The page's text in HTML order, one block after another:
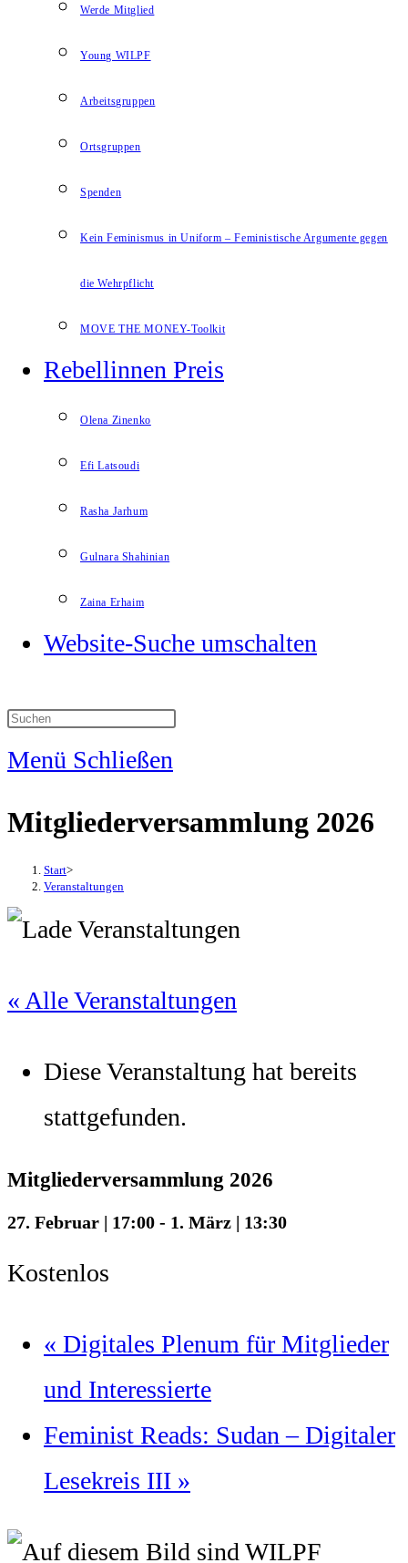
Werde Mitglied
Young WILPF
Arbeitsgruppen
Ortsgruppen
Spenden
Kein Feminismus in Uniform – Feministische Argumente gegen
die Wehrpflicht
MOVE THE MONEY-Toolkit
Rebellinnen Preis
Olena Zinenko
Efi Latsoudi
Rasha Jarhum
Gulnara Shahinian
Zaina Erhaim
Website-Suche umschalten
Menü Schließen
Mitgliederversammlung 2026
Start>
Veranstaltungen
« Alle Veranstaltungen
Diese Veranstaltung hat bereits
stattgefunden.
Mitgliederversammlung 2026
27. Februar | 17:00 - 1. März | 13:30
Kostenlos
« Digitales Plenum für Mitglieder
und Interessierte
Feminist Reads: Sudan – Digitaler
Lesekreis III »